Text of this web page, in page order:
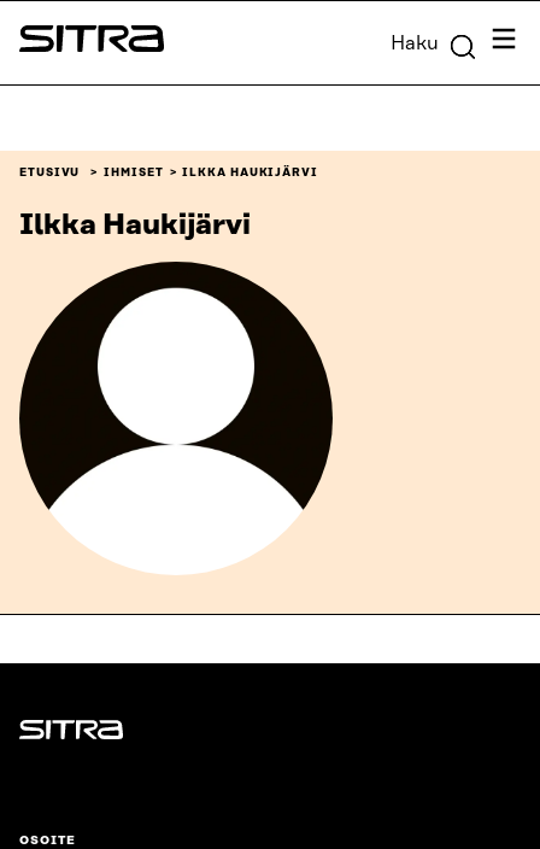
Siirry
suoraan
Sitra Haku
ETUSIVU IHMISET ILKKA HAUKIJÄRVI
Ilkka Haukijärvi
Sitra
OSOITE